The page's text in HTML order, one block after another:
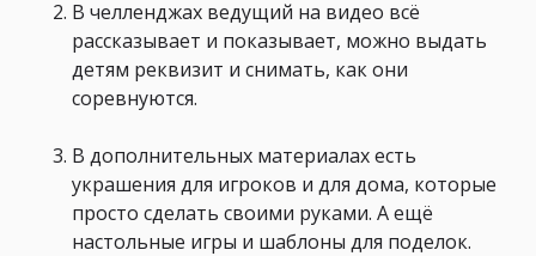
В челленджах ведущий на видео всё
рассказывает и показывает, можно выдать
детям реквизит и снимать, как они
соревнуются.
В дополнительных материалах есть
украшения для игроков и для дома, которые
просто сделать своими руками. А ещё
настольные игры и шаблоны для поделок.